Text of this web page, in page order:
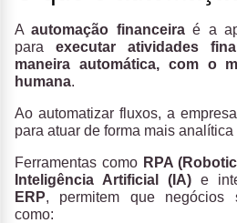
Aautomação financeiraé a
para executar atividades
maneira automática, com o
humana.
Ao automatizar fluxos, a
para atuar de forma mais analítica
Ferramentas como RPA
Inteligência Artificial (IA) e
ERP, permitem que negócios
como: